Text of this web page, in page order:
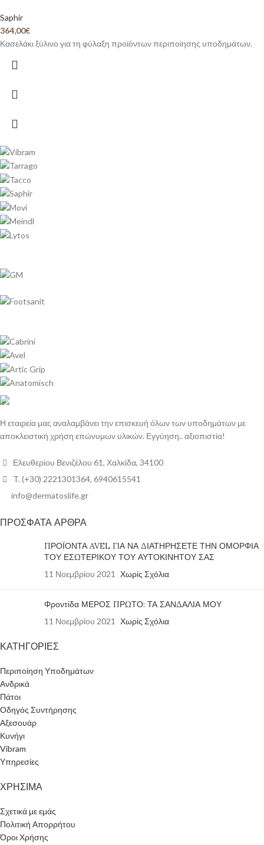
Saphir
364,00€
Κασελάκι ξύλινο για τη φύλαξη προϊόντων περιποίησης υποδημάτων.
Η εταιρεία μας αναλαμβάνει την επισκευή όλων των υποδημάτων με
αποκλειστική χρήση επώνυμων υλικών. Εγγύηση.. αξιοπιστία!
Ελευθερίου Βενιζέλου 61, Χαλκίδα, 34100
T. (+30) 2221301364, 6940615541
info@dermatoslife.gr
ΠΡΟΣΦΑΤΑ ΑΡΘΡΑ
ΠΡΟΪΟΝΤΑ AVEL ΓΙΑ ΝΑ ΔΙΑΤΗΡΗΣΕΤΕ ΤΗΝ ΟΜΟΡΦΙΑ
ΤΟΥ ΕΣΩΤΕΡΙΚΟΥ ΤΟΥ ΑΥΤΟΚΙΝΗΤΟΥ ΣΑΣ
11 Νοεμβρίου 2021 Χωρίς Σχόλια
Φροντίδα ΜΕΡΟΣ ΠΡΩΤΟ: ΤΑ ΣΑΝΔΑΛΙΑ ΜΟΥ
11 Νοεμβρίου 2021 Χωρίς Σχόλια
ΚΑΤΗΓΟΡΙΕΣ
Περιποίηση Υποδημάτων
Ανδρικά
Πάτοι
Οδηγός Συντήρησης
Αξεσουάρ
Κυνήγι
Vibram
Υπηρεσίες
ΧΡΗΣΙΜΑ
Σχετικά με εμάς
Πολιτική Απορρήτου
Όροι Χρήσης